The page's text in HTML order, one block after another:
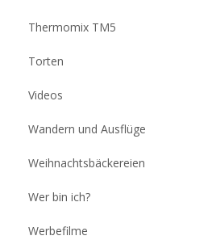
Thermomix TM5
Torten
Videos
Wandern und Ausflüge
Weihnachtsbäckereien
Wer bin ich?
Werbefilme